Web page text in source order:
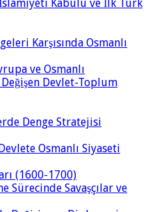
Kabulu ve İlk Türk
Karşısında Osmanlı
ve Osmanlı
Devlet-Toplum
Denge Stratejisi
Osmanlı Siyaseti
(1600-1700)
Sürecinde Savaşçılar ve